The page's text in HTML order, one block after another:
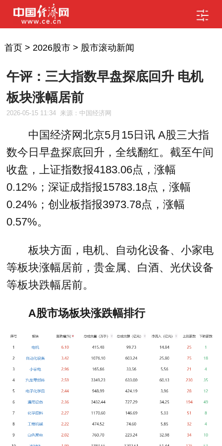
首页> 2026股市> 股市滚动新闻
午评：三大指数早盘探底回升 电机
板块涨幅居前
2026-05-15 11:34 来源：中国经济网
中国经济网北京5月15日讯 A股三大指
数今日早盘探底回升，全线翻红。截至午间
收盘，上证指数报4183.06点，涨幅
0.12%；深证成指报15783.18点，涨幅
0.24%；创业板指报3973.78点，涨幅
0.57%。
板块方面，电机、自动化设备、小家电
等板块涨幅居前，贵金属、白酒、光伏设备
等板块跌幅居前。
A股市场板块涨跌幅排行